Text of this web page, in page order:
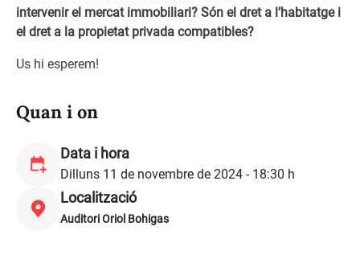
intervenir el mercat immobiliari? Són el dret a l’habitatge i
el dret a la propietat privada compatibles?
Us hi esperem!
Quan i on
Data i hora
Dilluns 11 de novembre de 2024 - 18:30 h
Localització
Auditori Oriol Bohigas